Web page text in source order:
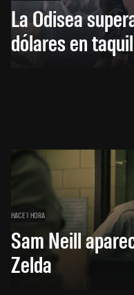
La Odisea
dólares en
HACE 1 HORA
Sam Neill
Zelda